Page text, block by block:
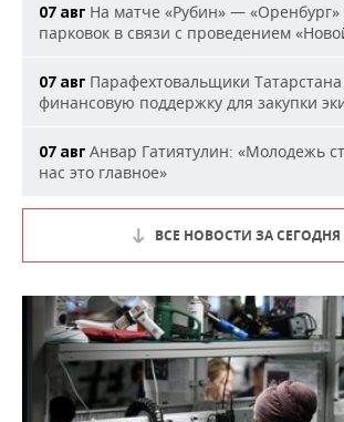
07 авг На матче «Рубин» — «Оренбург»
парковок в связи с проведением
07 авг Парафехтовальщики
финансовую поддержку для закупки
07 авг Анвар Гатиятулин: «Молодежь
нас это главное»
ВСЕ НОВОСТИ ЗА СЕГОДНЯ